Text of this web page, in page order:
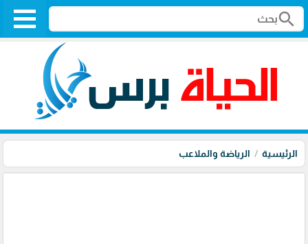
search
الرئيسية الرياضة والملاعب